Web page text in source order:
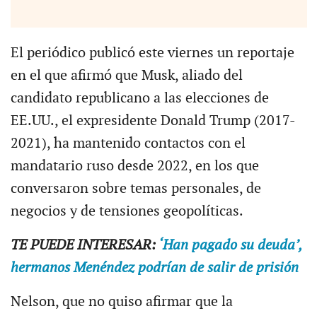
El periódico publicó este viernes un reportaje
en el que afirmó que Musk, aliado del
candidato republicano a las elecciones de
EE.UU., el expresidente Donald Trump (2017-
2021), ha mantenido contactos con el
mandatario ruso desde 2022, en los que
conversaron sobre temas personales, de
negocios y de tensiones geopolíticas.
TE PUEDE INTERESAR: ‘Han pagado su deuda’,
hermanos Menéndez podrían de salir de prisión
Nelson, que no quiso afirmar que la